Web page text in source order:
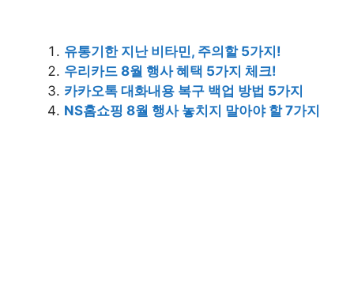
유통기한 지난 비타민, 주의할 5가지!
우리카드 8월 행사 혜택 5가지 체크!
카카오톡 대화내용 복구 백업 방법 5가지
NS홈쇼핑 8월 행사 놓치지 말아야 할 7가지